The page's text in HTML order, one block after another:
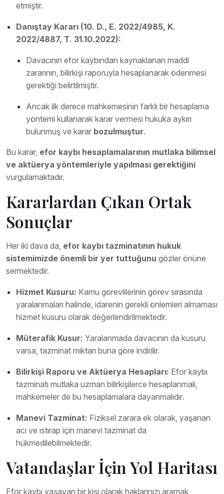
etmiştir.
Danıştay Kararı (10. D., E. 2022/4985, K.
2022/4887, T. 31.10.2022):
Davacının efor kaybından kaynaklanan maddi
zararının, bilirkişi raporuyla hesaplanarak ödenmesi
gerektiği belirtilmiştir.
Ancak ilk derece mahkemesinin farklı bir hesaplama
yöntemi kullanarak karar vermesi hukuka aykırı
bulunmuş ve karar bozulmuştur.
Bu karar, efor kaybı hesaplamalarının mutlaka bilimsel
ve aktüerya yöntemleriyle yapılması gerektiğini
vurgulamaktadır.
Kararlardan Çıkan Ortak
Sonuçlar
Her iki dava da, efor kaybı tazminatının hukuk
sistemimizde önemli bir yer tuttuğunu gözler önüne
sermektedir.
Hizmet Kusuru: Kamu görevlilerinin görev sırasında
yaralanmaları halinde, idarenin gerekli önlemleri almaması
hizmet kusuru olarak değerlendirilmektedir.
Müterafik Kusur: Yaralanmada davacının da kusuru
varsa, tazminat miktarı buna göre indirilir.
Bilirkişi Raporu ve Aktüerya Hesapları: Efor kaybı
tazminatı mutlaka uzman bilirkişilerce hesaplanmalı,
mahkemeler de bu hesaplamalara dayanmalıdır.
Manevi Tazminat: Fiziksel zarara ek olarak, yaşanan
acı ve ıstırap için manevi tazminat da
hükmedilebilmektedir.
Vatandaşlar İçin Yol Haritası
Efor kaybı yaşayan bir kişi olarak haklarınızı aramak